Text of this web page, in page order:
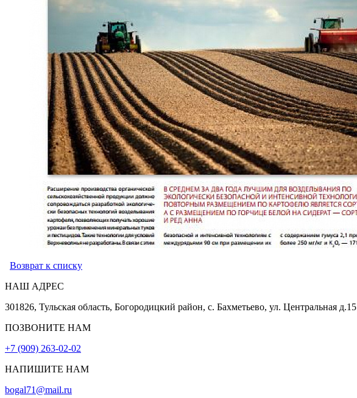
Возврат к списку
НАШ АДРЕС
301826, Тульская область, Богородицкий район, с. Бахметьево, ул. Центральная д.15
ПОЗВОНИТЕ НАМ
+7 (909) 263-02-02
НАПИШИТЕ НАМ
bogal71@mail.ru